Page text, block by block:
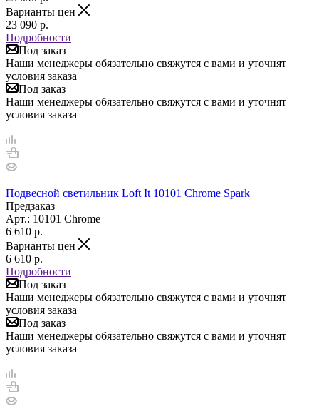
Варианты цен
23 090 р.
Подробности
Под заказ
Наши менеджеры обязательно свяжутся с вами и уточнят
условия заказа
Под заказ
Наши менеджеры обязательно свяжутся с вами и уточнят
условия заказа
Подвесной светильник Loft It 10101 Chrome Spark
Предзаказ
Арт.: 10101 Chrome
6 610 р.
Варианты цен
6 610 р.
Подробности
Под заказ
Наши менеджеры обязательно свяжутся с вами и уточнят
условия заказа
Под заказ
Наши менеджеры обязательно свяжутся с вами и уточнят
условия заказа